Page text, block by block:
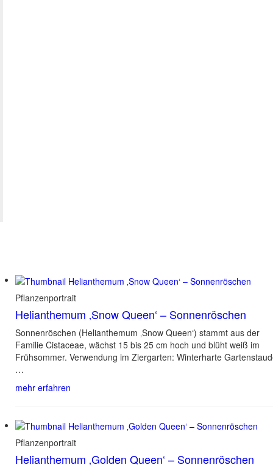
Pflanzenportrait
Helianthemum ‚Snow Queen‘ – Sonnenröschen
Sonnenröschen (Helianthemum ‚Snow Queen‘) stammt aus der
Familie Cistaceae, wächst 15 bis 25 cm hoch und blüht weiß im
Frühsommer. Verwendung im Ziergarten: Winterharte
…
mehr erfahren
Pflanzenportrait
Helianthemum ‚Golden Queen‘ – Sonnenröschen